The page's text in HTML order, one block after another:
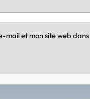
mail et mon site web